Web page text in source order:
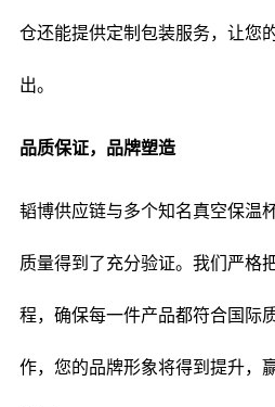
仓还能提供定制包装服务，让您
出。
品质保证，品牌塑造
韬博供应链与多个知名真空保温
质量得到了充分验证。我们严格
程，确保每一件产品都符合国际
作，您的品牌形象将得到提升，